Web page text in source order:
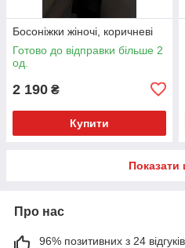
Босоніжки жіночі, коричневі
Готово до відправки більше 2
од.
2 190 ₴
Купити
Показати
Про нас
96% позитивних з 24